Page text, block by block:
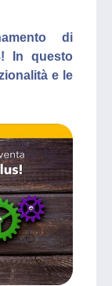
di
In questo
e le